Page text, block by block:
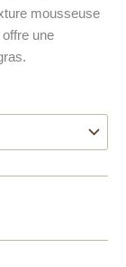
mousseuse
une